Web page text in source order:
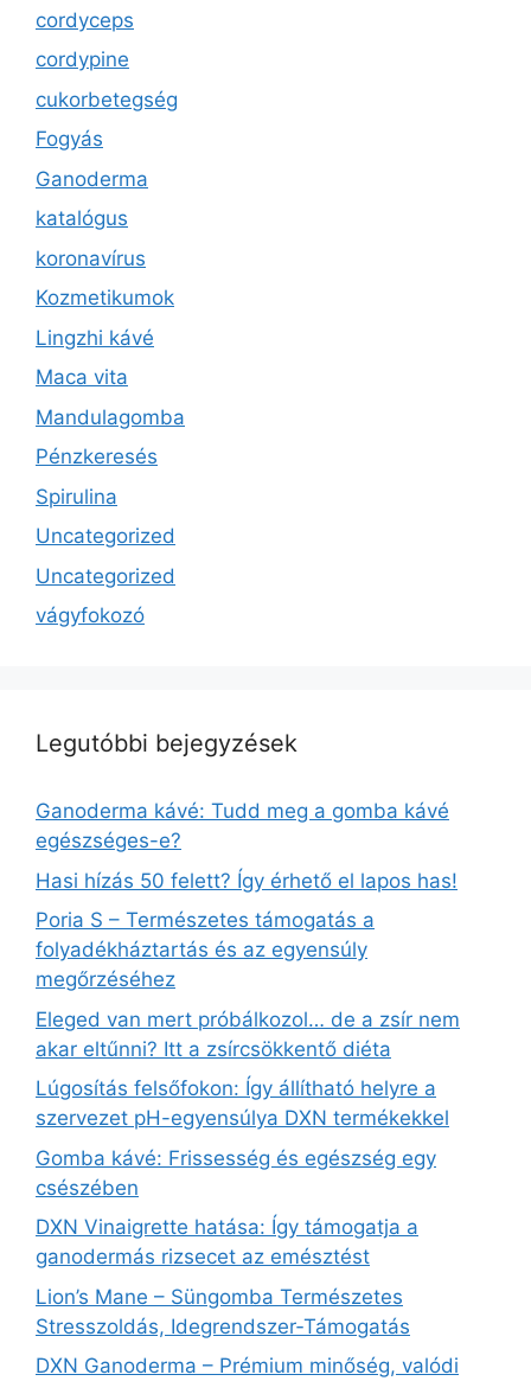
cordyceps
cordypine
cukorbetegség
Fogyás
Ganoderma
katalógus
koronavírus
Kozmetikumok
Lingzhi kávé
Maca vita
Mandulagomba
Pénzkeresés
Spirulina
Uncategorized
Uncategorized
vágyfokozó
Legutóbbi bejegyzések
Ganoderma kávé: Tudd meg a gomba kávé
egészséges-e?
Hasi hízás 50 felett? Így érhető el lapos has!
Poria S – Természetes támogatás a
folyadékháztartás és az egyensúly
megőrzéséhez
Eleged van mert próbálkozol… de a zsír nem
akar eltűnni? Itt a zsírcsökkentő diéta
Lúgosítás felsőfokon: Így állítható helyre a
szervezet pH-egyensúlya DXN termékekkel
Gomba kávé: Frissesség és egészség egy
csészében
DXN Vinaigrette hatása: Így támogatja a
ganodermás rizsecet az emésztést
Lion’s Mane – Süngomba Természetes
Stresszoldás, Idegrendszer‑Támogatás
DXN Ganoderma – Prémium minőség, valódi